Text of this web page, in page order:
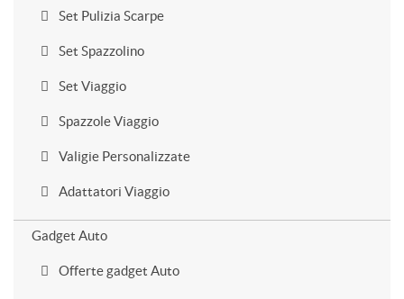
Set Pulizia Scarpe
Set Spazzolino
Set Viaggio
Spazzole Viaggio
Valigie Personalizzate
Adattatori Viaggio
Gadget Auto
Offerte gadget Auto